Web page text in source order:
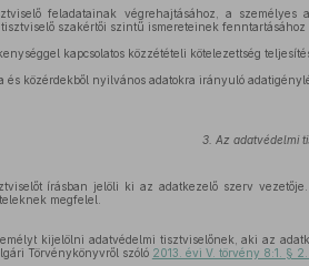
feladatainak végrehajtásához, a személyes
szakértői szintű ismereteinek fenntartásához
kapcsolatos közzétételi kötelezettség
és közérdekből nyilvános adatokra irányuló
3. Az adatvédelmi
írásban jelöli ki az adatkezelő szerv
megfelel.
kijelölni adatvédelmi tisztviselőnek, aki az
Törvénykönyvről szóló 2013. évi V. törvény 8:1. §